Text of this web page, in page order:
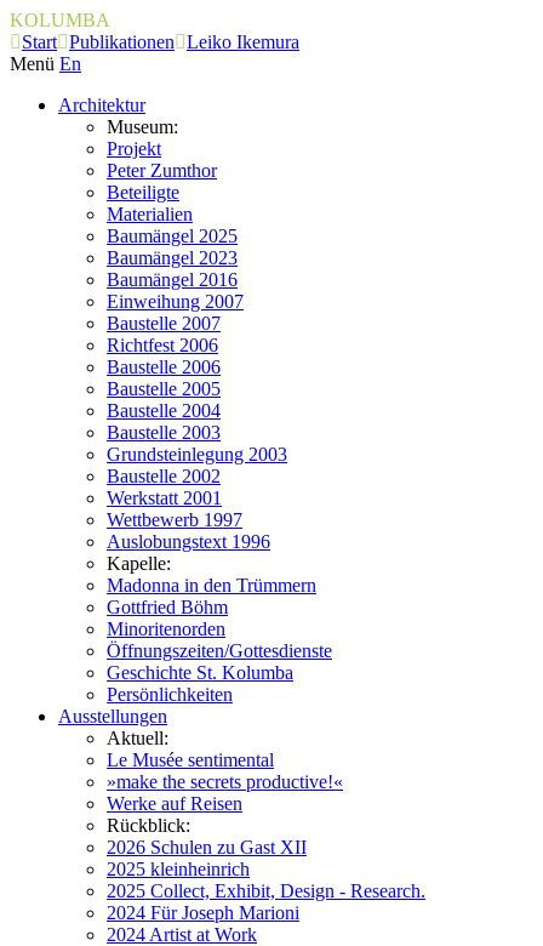
KOLUMBA
Start Publikationen
Leiko Ikemura
Menü En
Architektur
Museum:
Projekt
Peter Zumthor
Beteiligte
Materialien
Baumängel 2025
Baumängel 2023
Baumängel 2016
Einweihung 2007
Baustelle 2007
Richtfest 2006
Baustelle 2006
Baustelle 2005
Baustelle 2004
Baustelle 2003
Grundsteinlegung 2003
Baustelle 2002
Werkstatt 2001
Wettbewerb 1997
Auslobungstext 1996
Kapelle:
Madonna in den Trümmern
Gottfried Böhm
Minoritenorden
Öffnungszeiten/Gottesdienste
Geschichte St. Kolumba
Persönlichkeiten
Ausstellungen
Aktuell:
Le Musée sentimental
»make the secrets productive!«
Werke auf Reisen
Rückblick:
2026 Schulen zu Gast XII
2025 kleinheinrich
2025 Collect, Exhibit, Design - Research.
2024 Für Joseph Marioni
2024 Artist at Work